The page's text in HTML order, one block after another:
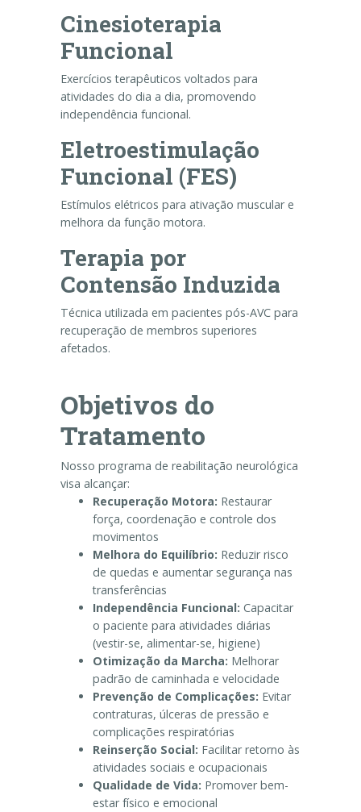
Cinesioterapia
Funcional
Exercícios terapêuticos voltados para
atividades do dia a dia, promovendo
independência funcional.
Eletroestimulação
Funcional (FES)
Estímulos elétricos para ativação muscular e
melhora da função motora.
Terapia por
Contensão Induzida
Técnica utilizada em pacientes pós-AVC para
recuperação de membros superiores
afetados.
Objetivos do
Tratamento
Nosso programa de reabilitação neurológica
visa alcançar:
Recuperação Motora: Restaurar
força, coordenação e controle dos
movimentos
Melhora do Equilíbrio: Reduzir risco
de quedas e aumentar segurança nas
transferências
Independência Funcional: Capacitar
o paciente para atividades diárias
(vestir-se, alimentar-se, higiene)
Otimização da Marcha: Melhorar
padrão de caminhada e velocidade
Prevenção de Complicações: Evitar
contraturas, úlceras de pressão e
complicações respiratórias
Reinserção Social: Facilitar retorno às
atividades sociais e ocupacionais
Qualidade de Vida: Promover bem-
estar físico e emocional